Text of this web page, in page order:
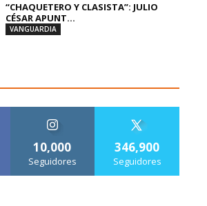
“CHAQUETERO Y CLASISTA”: JULIO
CÉSAR APUNT...
VANGUARDIA
10,000
Seguidores
346,900
Seguidores